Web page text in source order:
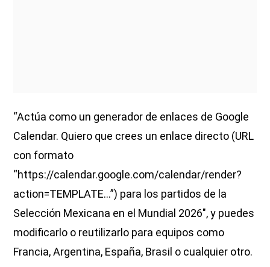
“Actúa como un generador de enlaces de Google
Calendar. Quiero que crees un enlace directo (URL
con formato
“https://calendar.google.com/calendar/render?
action=TEMPLATE...”) para los partidos de la
Selección Mexicana en el Mundial 2026″, y puedes
modificarlo o reutilizarlo para equipos como
Francia, Argentina, España, Brasil o cualquier otro.